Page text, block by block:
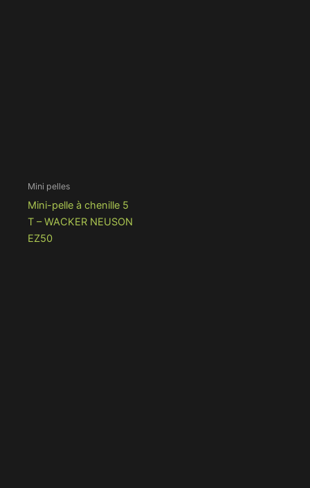
Mini pelles
Mini-pelle à chenille 5
T – WACKER NEUSON
EZ50